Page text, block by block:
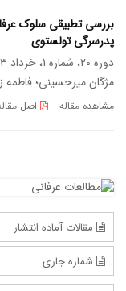
بررسی تطبیقی سلوک
پدرسرگی تولستوی
دوره 20، شماره 1، خرداد 1403، صفحه
مژگان میرحسینی؛ فاطمه
مشاهده مقاله اصل
مقالات آماده انتشار
شماره جاری